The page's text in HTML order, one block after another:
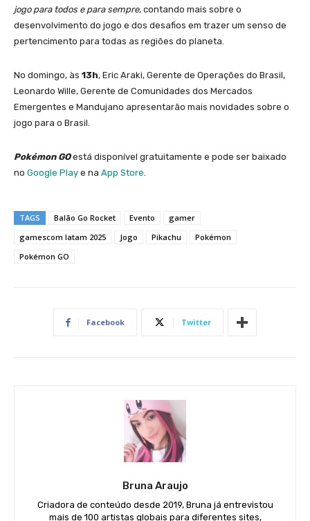
jogo para todos e para sempre, contando mais sobre o
desenvolvimento do jogo e dos desafios em trazer um senso de
pertencimento para todas as regiões do planeta.
No domingo, às 13h, Eric Araki, Gerente de Operações do Brasil,
Leonardo Wille, Gerente de Comunidades dos Mercados
Emergentes e Mandujano apresentarão mais novidades sobre o
jogo para o Brasil.
Pokémon GOestá disponível gratuitamente e pode ser baixado
no Google Play e na App Store.
TAGS Balão Go Rocket Evento
gamer
gamescom latam 2025
Jogo Pikachu
Pokémon
Pokémon GO
Facebook Twitter
Bruna Araujo
Criadora de conteúdo desde 2019, Bruna já entrevistou
mais de 100 artistas globais para diferentes sites,